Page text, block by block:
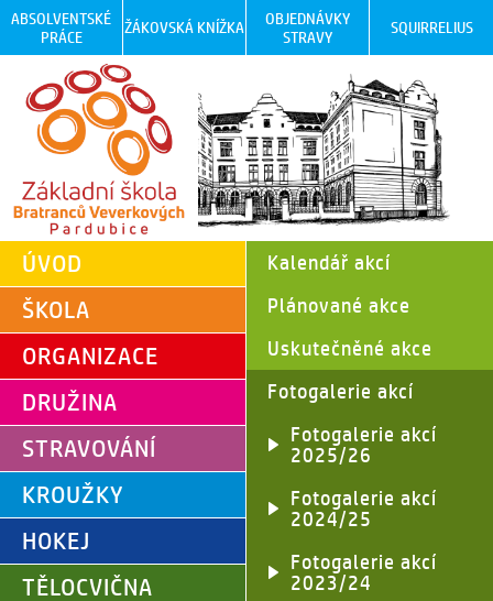
ABSOLVENTSKÉ
PRÁCE
ŽÁKOVSKÁ KNÍŽKA
OBJEDNÁVKY
STRAVY
SQUIRRELIUS
ÚVOD
ŠKOLA
ORGANIZACE
DRUŽINA
STRAVOVÁNÍ
KROUŽKY
HOKEJ
TĚLOCVIČNA
Kalendář akcí
Plánované akce
Uskutečněné akce
Fotogalerie akcí
Fotogalerie akcí
2025/26
Fotogalerie akcí
2024/25
Fotogalerie akcí
2023/24